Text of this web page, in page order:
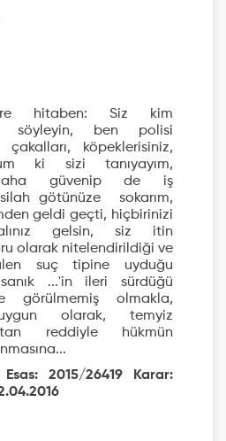
hitaben: Siz kim
söyleyin, ben polisi
çakalları, köpeklerisiniz,
ki sizi tanıyayım,
güvenip de iş
götünüze sokarım,
geldi geçti, hiçbirinizi
gelsin, siz itin
olarak nitelendirildiği ve
suç tipine uyduğu
sanık ...'in ileri sürdüğü
görülmemiş olmakla,
olarak, temyiz
reddiyle hükmün
2015/26419 Karar: